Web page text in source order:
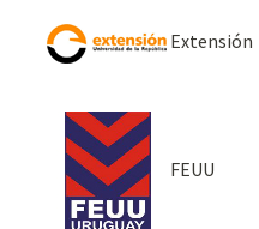
Extensión
FEUU